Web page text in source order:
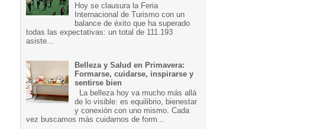
Hoy se clausura la Feria
Internacional de Turismo con un
balance de éxito que ha superado
todas las expectativas: un total de 111.193
asiste...
Belleza y Salud en Primavera:
Formarse, cuidarse, inspirarse y
sentirse bien
La belleza hoy va mucho más allá
de lo visible: es equilibrio, bienestar
y conexión con uno mismo. Cada
vez buscamos más cuidarnos de form...